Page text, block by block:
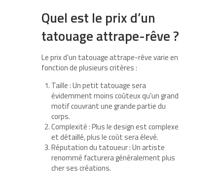
Quel est le prix d’un
tatouage attrape-rêve ?
Leprix d’un tatouage attrape-rêvevarie en
fonction de plusieurs critères :
Taille: Un petit tatouage sera
évidemment moins coûteux qu’un grand
motif couvrant une grande partie du
corps.
Complexité: Plus le design est complexe
et détaillé, plus le coût sera élevé.
Réputation du tatoueur: Un artiste
renommé facturera généralement plus
cher ses créations.